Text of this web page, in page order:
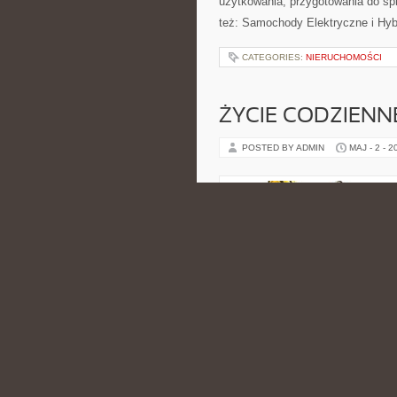
też: Samochody Elektryczne i
CATEGORIES: NIERUCHOMOŚCI
ŻYCIE
POSTED BY ADMIN MAJ - 2 -